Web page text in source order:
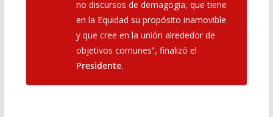
no discursos de demagogia, que tiene
en la Equidad su propósito inamovible
y que cree en la unión alrededor de
objetivos comunes”, finalizó el
Presidente.